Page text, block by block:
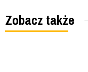
Zobacz także